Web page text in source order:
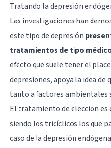
Tratando la depresión
Las investigaciones han
este tipo de depresión
tratamientos de tipo médico
efecto que suele tener el
depresiones, apoya la idea de
tanto a factores ambientales
El tratamiento de elección es
siendo los tricíclicos los que
caso de la depresión